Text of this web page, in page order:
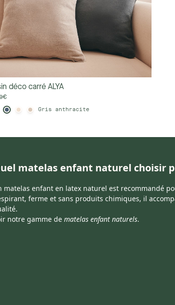
déco carré ALYA
Gris anthracite
matelas enfant naturel choisir
matelas enfant en latex naturel est recommandé
ferme et sans produits chimiques, il
notre gamme de matelas enfant naturels.